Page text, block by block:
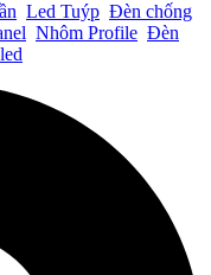
Led Tuýp Đèn chống
Nhôm Profile Đèn